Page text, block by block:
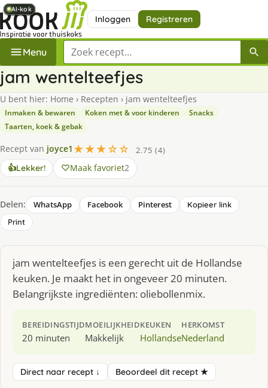
Inloggen Registreren
Menu Zoek een recept
jam wentelteefjes
U bent hier: Home › Recepten › jam wentelteefjes
Inmaken & bewaren Koken met & voor kinderen
Snacks
Taarten, koek & gebak
Recept van joyce1 ★★★☆☆
2.75 (4)
👍Lekker! Maak favoriet2
Delen: WhatsApp Facebook Pinterest
Kopieer link
Print
jam wentelteefjes is een gerecht uit de Hollandse
keuken. Je maakt het in ongeveer 20 minuten.
Belangrijkste ingrediënten: oliebollenmix.
BEREIDINGSTIJD
20 minuten
MOEILIJKHEID
Makkelijk
KEUKEN
Hollandse
HERKOMST
Nederland
Direct naar recept ↓ Beoordeel dit recept ★
AI-kok
AI-kok
AI-kok
AI-kok
AI-kok
AI-kok
AI-kok
AI-kok